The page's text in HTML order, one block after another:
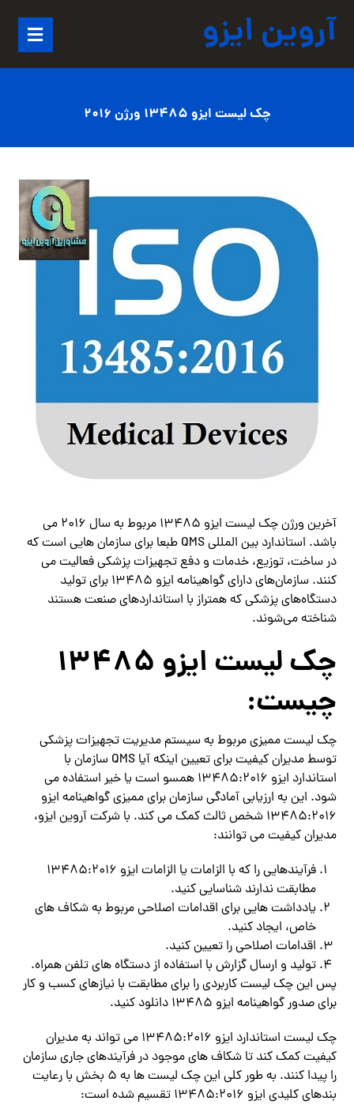
آروین ایزو
چک لیست ایزو 13485 ورژن 2016
آخرین ورژن چک لیست ایزو 13485 مربوط به سال 2016 می
باشد. استاندارد بین المللی QMS طبعا برای سازمان هایی است که
در ساخت، توزیع، خدمات و دفع تجهیزات پزشکی فعالیت می
کنند. سازمان‌های دارای گواهینامه ایزو 13485 برای تولید
دستگاه‌های پزشکی که همتراز با استانداردهای صنعت هستند
شناخته می‌شوند.
چک لیست ایزو 13485
چیست:
چک لیست ممیزی مربوط به سیستم مدیریت تجهیزات پزشکی
توسط مدیران کیفیت برای تعیین اینکه آیا QMS سازمان با
استاندارد ایزو 13485:2016 همسو است یا خیر استفاده می
شود. این به ارزیابی آمادگی سازمان برای ممیزی گواهینامه ایزو
13485:2016 شخص ثالث کمک می کند. با شرکت آروین ایزو،
مدیران کیفیت می توانند:
فرآیندهایی را که با الزامات یا الزامات ایزو 13485:2016
مطابقت ندارند شناسایی کنید.
یادداشت هایی برای اقدامات اصلاحی مربوط به شکاف های
خاص، ایجاد کنید.
اقدامات اصلاحی را تعیین کنید.
تولید و ارسال گزارش با استفاده از دستگاه های تلفن همراه.
پس این چک لیست کاربردی را برای مطابقت با نیازهای کسب و کار
برای صدور گواهینامه ایزو 13485 دانلود کنید.
چک لیست استاندارد ایزو 13485:2016 می تواند به مدیران
کیفیت کمک کند تا شکاف های موجود در فرآیندهای جاری سازمان
را پیدا کنند. به طور کلی این چک لیست ها به 5 بخش با رعایت
بندهای کلیدی ایزو 13485:2016 تقسیم شده است: